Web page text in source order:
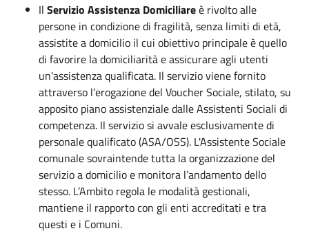
Il Servizio Assistenza Domiciliareè rivolto alle
persone in condizione di fragilità, senza limiti di età,
assistite a domicilio il cui obiettivo principale è quello
di favorire la domiciliarità e assicurare agli utenti
un'assistenza qualificata. Il servizio viene fornito
attraverso l’erogazione del Voucher Sociale, stilato, su
apposito piano assistenziale dalle Assistenti Sociali di
competenza. Il servizio si avvale esclusivamente di
personale qualificato (ASA/OSS). L'Assistente Sociale
comunale sovraintende tutta la organizzazione del
servizio a domicilio e monitora l’andamento dello
stesso. L’Ambito regola le modalità gestionali,
mantiene il rapporto con gli enti accreditati e tra
questi e i Comuni.